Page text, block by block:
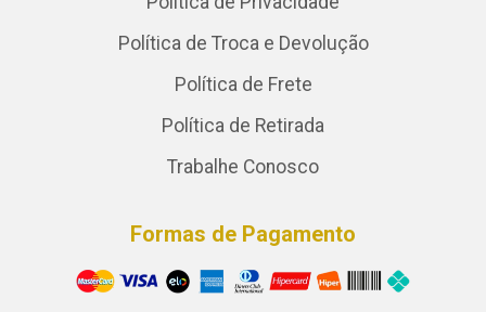
Política de Troca e Devolução
Política de Frete
Política de Retirada
Trabalhe Conosco
Formas de Pagamento